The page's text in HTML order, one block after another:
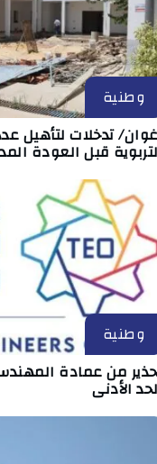
وطنية
تدخلات لتأهيل
قبل العودة
وطنية
من عمادة
الأدنى